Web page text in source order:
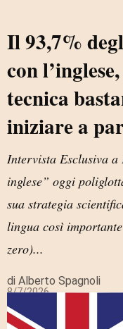
Il 93,7%
con
tecnica
iniziare a
Intervista Esclusiva a
inglese” oggi
sua strategia
lingua così
zero)...
di Alberto Spagnoli
8/7/2026